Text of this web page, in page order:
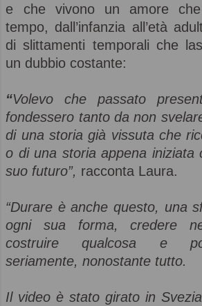
e che vivono un amore
tempo, dall’infanzia all’età
di slittamenti temporali che
un dubbio costante:
“Volevo che passato
fondessero tanto da non
di una storia già vissuta che
o di una storia appena iniziata
suo futuro”, racconta Laura.
“Durare è anche questo, una
ogni sua forma, credere
costruire qualcosa e
seriamente, nonostante tutto.
Il video è stato girato in